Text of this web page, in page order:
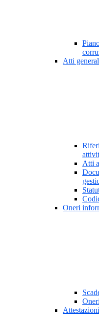
Atti
Atti
Oneri